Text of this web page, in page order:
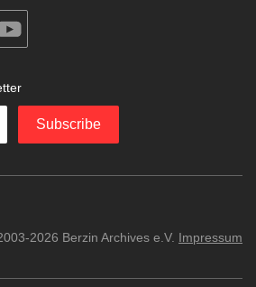
Subscribe
2026 Berzin Archives e.V. Impressum